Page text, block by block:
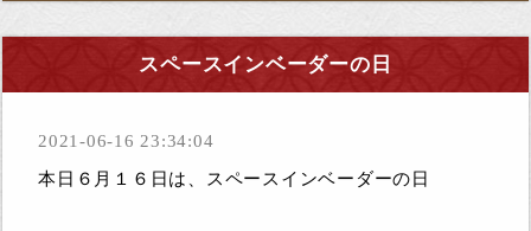
スペースインベーダーの日
2021-06-16 23:34:04
本日６月１６日は、スペースインベーダーの日